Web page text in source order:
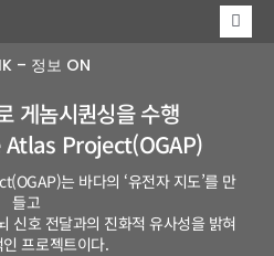
– 정보 ON
게놈시퀀싱을 수행
Project(OGAP)
는 바다의 ‘유전자 지도’를 만
들고
신호 전달과의 진화적 유사성을 밝혀
프로젝트이다.